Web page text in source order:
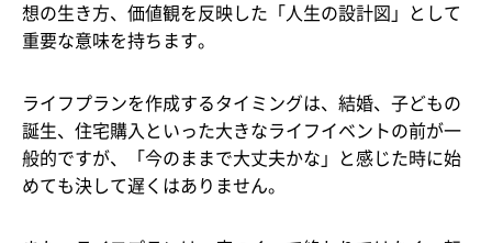
想の生き方、価値観を反映した「人生の設計図」として
重要な意味を持ちます。
ライフプランを作成するタイミングは、結婚、子どもの
誕生、住宅購入といった大きなライフイベントの前が一
般的ですが、「今のままで大丈夫かな」と感じた時に始
めても決して遅くはありません。